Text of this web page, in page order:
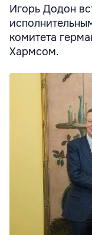
Игорь Додон
комитета
Хармсом.